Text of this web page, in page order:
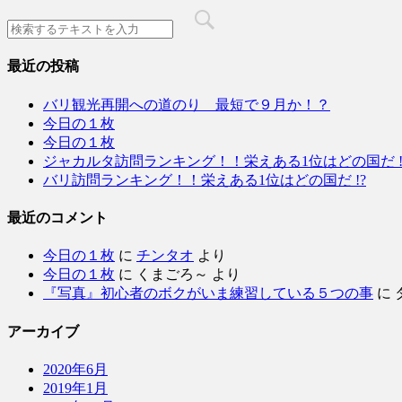
最近の投稿
バリ観光再開への道のり 最短で９月か！？
今日の１枚
今日の１枚
ジャカルタ訪問ランキング！！栄えある1位はどの国だ
バリ訪問ランキング！！栄えある1位はどの国だ !?
最近のコメント
今日の１枚 に チンタオ より
今日の１枚 に くまごろ～ より
『写真』初心者のボクがいま練習している５つの事 に
アーカイブ
2020年6月
2019年1月